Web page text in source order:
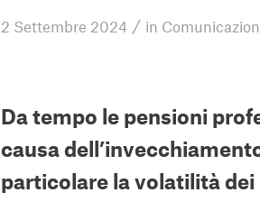
2 Settembre 2024 / in
Da tempo le pensioni
causa
particolare la volatilità